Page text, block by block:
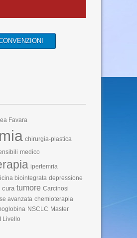
Favara
chirurgia-plastica
medico
ipertemria
biointegrata depressione
cura tumore Carcinosi
avanzata chemioterapia
NSCLC Master
Livello